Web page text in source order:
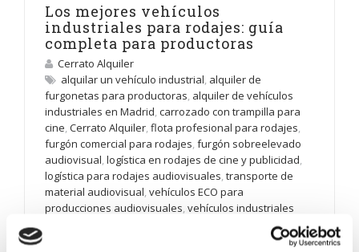
Los mejores vehículos
industriales para rodajes: guía
completa para productoras
Cerrato Alquiler
alquilar un vehículo industrial alquiler de
furgonetas para productoras alquiler de vehículos
industriales en Madrid carrozado con trampilla para
cine Cerrato Alquiler flota profesional para rodajes
furgón comercial para rodajes furgón sobreelevado
audiovisual logística en rodajes de cine y publicidad
logística para rodajes audiovisuales transporte de
material audiovisual vehículos ECO para
producciones audiovisuales vehículos industriales
Vehículos